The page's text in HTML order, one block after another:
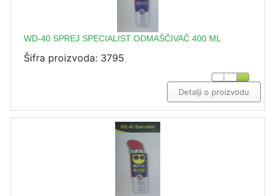
WD-40 SPREJ SPECIALIST ODMAŠČIVAČ 400 ML
Šifra proizvoda: 3795
Detalji o proizvodu